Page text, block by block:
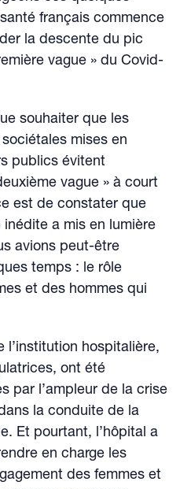
français commence
la descente du pic
vague » du Covid-
souhaiter que les
mises en
publics évitent
vague » à court
est de constater que
a mis en lumière
avions peut-être
temps : le rôle
et des hommes qui
l’institution hospitalière,
ont été
par l’ampleur de la crise
la conduite de la
Et pourtant, l’hôpital a
en charge les
des femmes et